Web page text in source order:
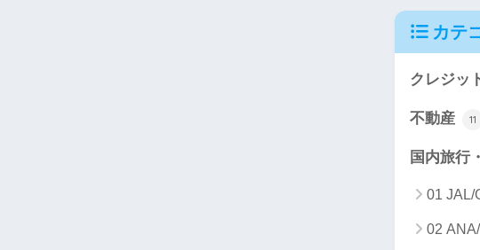
カテ
クレジッ
不動産 11
国内旅行
01 JAL/
02